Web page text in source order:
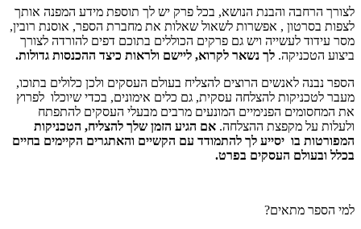
לצורך הרחבה והבנת הנושא, בכל פרק יש לך תוספת מידע המפנה אותך
לצפות בסרטון , אפשרות לשאול שאלות את מחברת הספר, אוסנת רובין,
מסר עידוד לעשייה ויש גם פרקים הכוללים בתוכם דפים להורדה לצורך
ביצוע הטכניקה. לך נשאר לקרוא, ליישם ולראות כיצד ההכנסות גדולות.
הספר נבנה לאנשים הרוצים להצליח בעולם העסקים ולכן כלולים בתוכו,
מעבר לטכניקות להצלחה עסקית, גם כלים אימונים, בכדי שיוכלו לפרוץ
את המחסומים הפנימיים המונעים מרבים מבעלי העסקים להתפתח
ולעלות על מקפצת ההצלחה. אם הגיע הזמן שלך להצליח, הטכניקות
המפורטות בו יסייע לך להתמודד עם הקשיים והאתגרים הקיימים בחיים
בכלל ובעולם העסקים בפרט.
למי הספר מתאים?